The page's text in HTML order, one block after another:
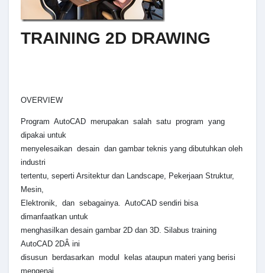
TRAINING 2D DRAWING
OVERVIEW
Program AutoCAD merupakan salah satu program yang
dipakai untuk
menyelesaikan desain dan gambar teknis yang dibutuhkan oleh
industri
tertentu, seperti Arsitektur dan Landscape, Pekerjaan Struktur,
Mesin,
Elektronik, dan sebagainya. AutoCAD sendiri bisa
dimanfaatkan untuk
menghasilkan desain gambar 2D dan 3D. Silabus training
AutoCAD 2DÂ ini
disusun berdasarkan modul kelas ataupun materi yang berisi
mengenai